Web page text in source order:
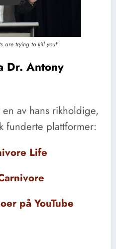
are trying to kill you!’
Dr. Antony
av hans rikholdige,
funderte plattformer:
Life
på YouTube